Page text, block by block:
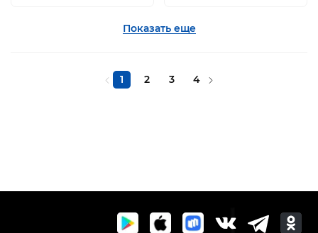
Показать еще
1 2 3 4